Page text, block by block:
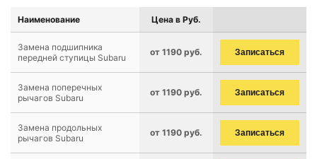
Наименование Цена в Руб.
Замена подшипника
передней ступицы Subaru
от 1190 руб. Записаться
Замена поперечных
рычагов Subaru
от 1190 руб. Записаться
Замена продольных
рычагов Subaru
от 1190 руб. Записаться